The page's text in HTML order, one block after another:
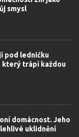
smysl
pod ledničku
který trápí každou
domácnost. Jeho
uklidnění